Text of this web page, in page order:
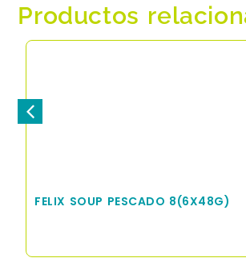
Productos
FELIX SOUP CARNE